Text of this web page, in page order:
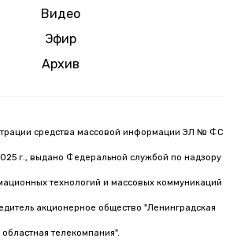
Видео
Эфир
Архив
средства массовой информации ЭЛ № ФС
г., выдано Федеральной службой по надзору
технологий и массовых коммуникаций
акционерное общество "Ленинградская
областная телекомпания".